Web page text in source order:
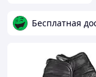
Бесплатная